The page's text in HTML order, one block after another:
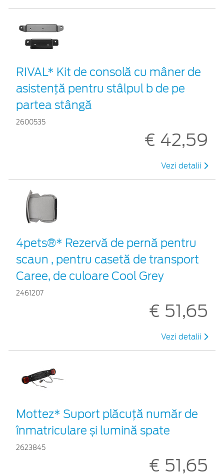
RIVAL* Kit de consolă cu mâner de
asistență pentru stâlpul b de pe
partea stângă
2600535
€ 42,59
Vezi detalii
4pets®* Rezervă de pernă pentru
scaun , pentru casetă de transport
Caree, de culoare Cool Grey
2461207
€ 51,65
Vezi detalii
Mottez* Suport plăcuță număr de
înmatriculare și lumină spate
2623845
€ 51,65